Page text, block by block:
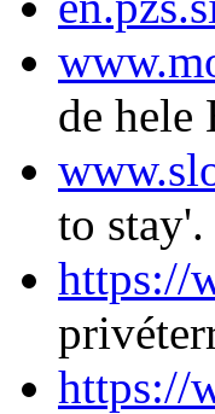
de hele
to
https://
https://